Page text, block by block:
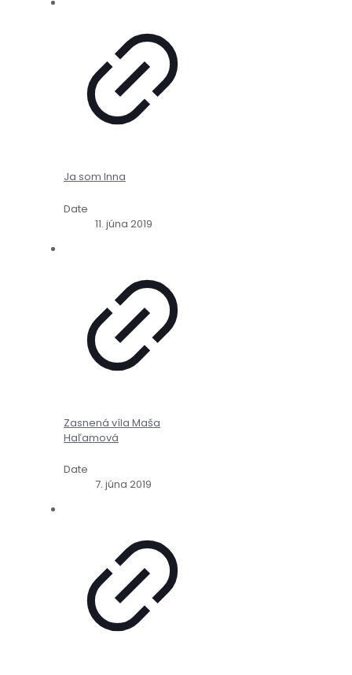
Ja som Inna
Date
11. júna 2019
Zasnená víla Maša
Haľamová
Date
7. júna 2019